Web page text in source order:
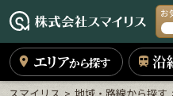
お
エリアから探す 沿